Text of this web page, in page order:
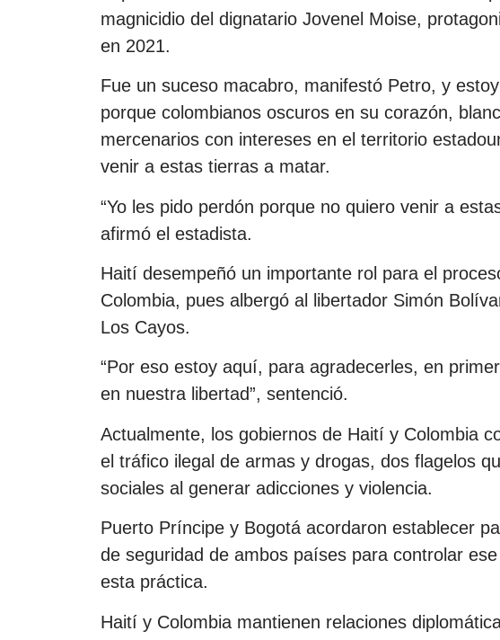
magnicidio del dignatario Jovenel Moise,
en 2021.
Fue un suceso macabro, manifestó Petro, y
porque colombianos oscuros en su corazón,
mercenarios con intereses en el territorio
venir a estas tierras a matar.
“Yo les pido perdón porque no quiero venir a
afirmó el estadista.
Haití desempeñó un importante rol para el
Colombia, pues albergó al libertador Simón
Los Cayos.
“Por eso estoy aquí, para agradecerles, en
en nuestra libertad”, sentenció.
Actualmente, los gobiernos de Haití y Colombia
el tráfico ilegal de armas y drogas, dos flagelos
sociales al generar adicciones y violencia.
Puerto Príncipe y Bogotá acordaron establecer
de seguridad de ambos países para controlar
esta práctica.
Haití y Colombia mantienen relaciones